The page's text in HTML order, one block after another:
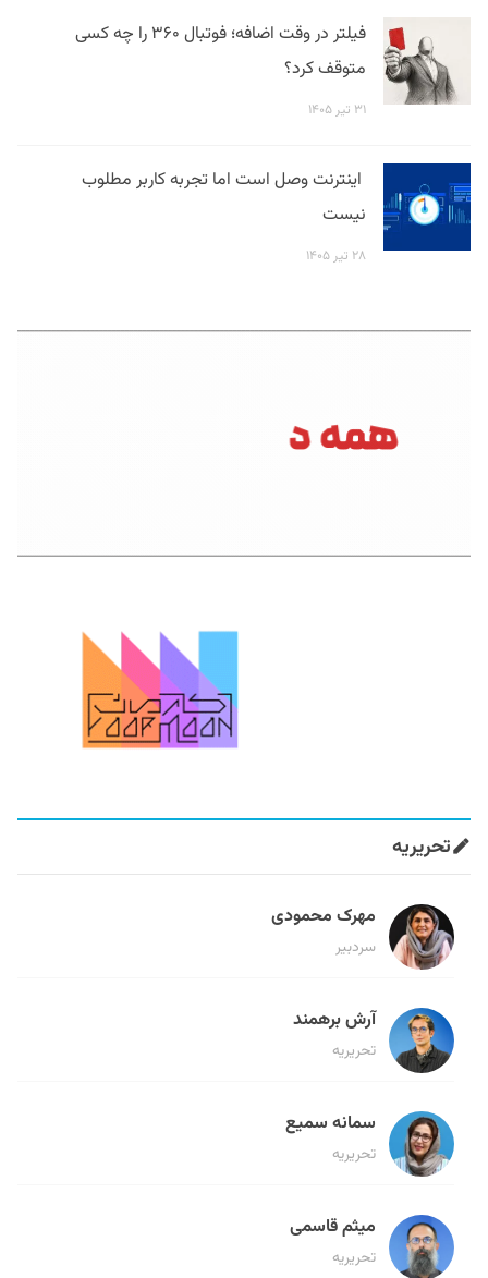
فیلتر در وقت اضافه؛ فوتبال ۳۶۰ را چه کسی
متوقف کرد؟
۳۱ تیر ۱۴۰۵
اینترنت وصل است اما تجربه کاربر مطلوب
نیست
۲۸ تیر ۱۴۰۵
تحریریه
مهرک محمودی
سردبیر
آرش برهمند
تحریریه
سمانه سمیع
تحریریه
میثم قاسمی
تحریریه